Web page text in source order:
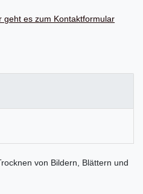
geht es zum Kontaktformular
von Bildern, Blättern und